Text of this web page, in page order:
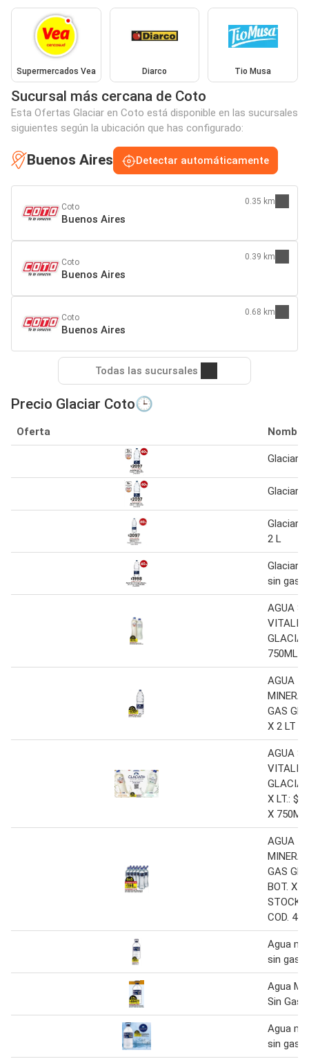
Supermercados Vea Diarco Tio Musa
Sucursal más cercana de Coto
Esta Ofertas Glaciar en Coto está disponible en las sucursales
siguientes según la ubicación que has configurado:
Buenos Aires Detectar automáticamente
Coto
Buenos Aires
0.35 km
Coto
Buenos Aires
0.39 km
Coto
Buenos Aires
0.68 km
Todas las sucursales
Precio Glaciar Coto🕒
Oferta Nombre
Glaciar
Glaciar
Glaciar
2 L
Glaciar
sin gas
AGUA
750ML
AGUA
GAS
X 2 LT
AGUA
X LT.:
X 750ML
AGUA
GAS
BOT. X
STOCK
COD.
Agua
sin gas
Agua
Sin Gas
Agua
sin gas